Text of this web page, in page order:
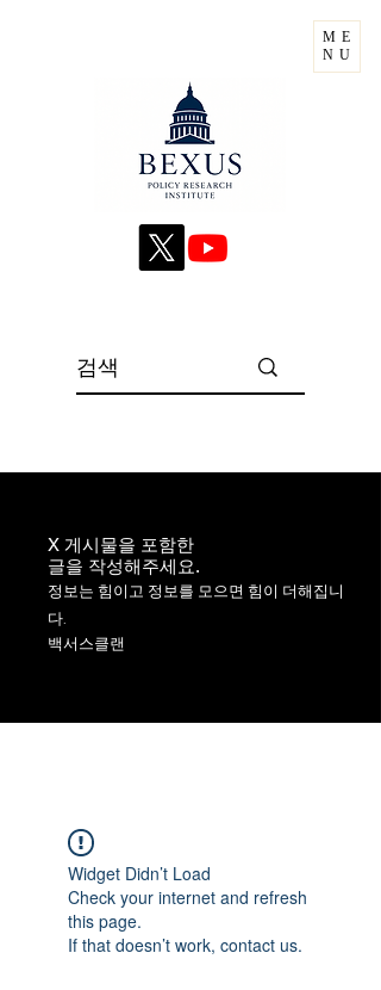
ME
NU
X 게시물을 포함한
​글을 작성해주세요.
정보는 힘이고 정보를 모으면 힘이 더해집니
다.
백서스클랜
Widget Didn’t Load
Check your internet and refresh
this page.
If that doesn’t work, contact us.